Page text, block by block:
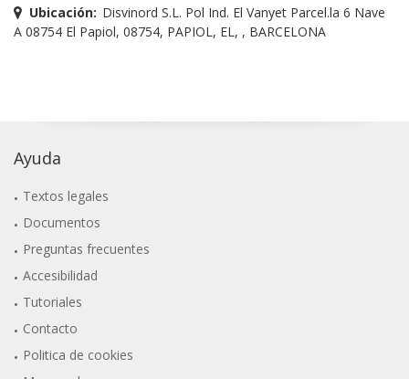
Ubicación: Disvinord S.L. Pol Ind. El Vanyet Parcel.la 6 Nave
A 08754 El Papiol, 08754, PAPIOL, EL, , BARCELONA
Ayuda
Textos legales
Documentos
Preguntas frecuentes
Accesibilidad
Tutoriales
Contacto
Politica de cookies